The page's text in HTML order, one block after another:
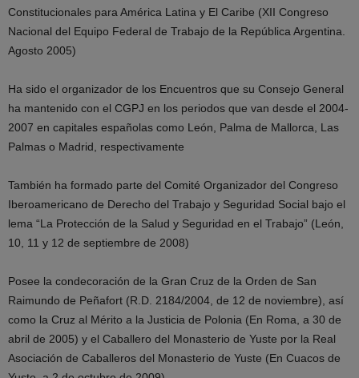
Constitucionales para América Latina y El Caribe (XII Congreso
Nacional del Equipo Federal de Trabajo de la República Argentina.
Agosto 2005)
Ha sido el organizador de los Encuentros que su Consejo General
ha mantenido con el CGPJ en los periodos que van desde el 2004-
2007 en capitales españolas como León, Palma de Mallorca, Las
Palmas o Madrid, respectivamente
También ha formado parte del Comité Organizador del Congreso
Iberoamericano de Derecho del Trabajo y Seguridad Social bajo el
lema “La Protección de la Salud y Seguridad en el Trabajo” (León,
10, 11 y 12 de septiembre de 2008)
Posee la condecoración de la Gran Cruz de la Orden de San
Raimundo de Peñafort (R.D. 2184/2004, de 12 de noviembre), así
como la Cruz al Mérito a la Justicia de Polonia (En Roma, a 30 de
abril de 2005) y el Caballero del Monasterio de Yuste por la Real
Asociación de Caballeros del Monasterio de Yuste (En Cuacos de